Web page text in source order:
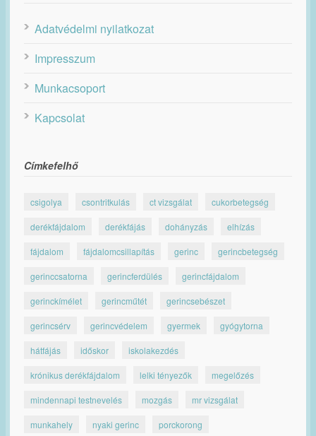
Adatvédelmi nyilatkozat
Impresszum
Munkacsoport
Kapcsolat
Címkefelhő
csigolya csontritkulás ct vizsgálat cukorbetegség
derékfájdalom derékfájás dohányzás elhízás
fájdalom fájdalomcsillapítás gerinc gerincbetegség
gerinccsatorna gerincferdülés gerincfájdalom
gerinckímélet gerincműtét gerincsebészet
gerincsérv gerincvédelem gyermek gyógytorna
hátfájás időskor iskolakezdés
krónikus derékfájdalom lelki tényezők megelőzés
mindennapi testnevelés mozgás mr vizsgálat
munkahely nyaki gerinc porckorong